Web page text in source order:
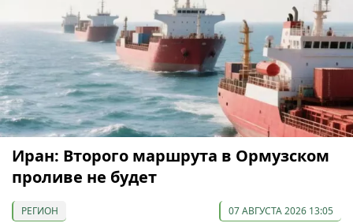
Иран: Второго маршрута в Ормузском
проливе не будет
РЕГИОН 07 АВГУСТА 2026 13:05